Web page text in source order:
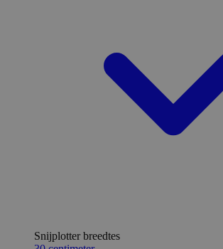
Snijplotter breedtes